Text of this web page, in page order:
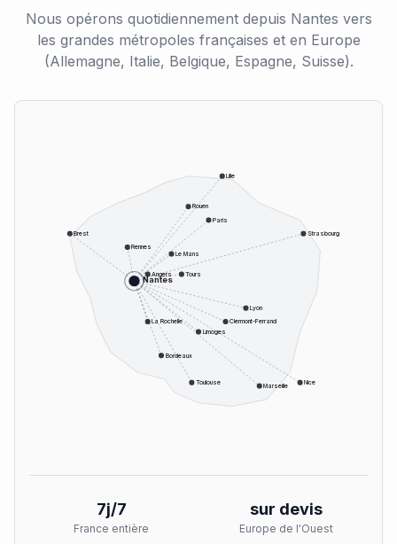
Nous opérons quotidiennement depuis Nantes vers
les grandes métropoles françaises et en Europe
(Allemagne, Italie, Belgique, Espagne, Suisse).
Nantes
Paris
Lyon
Marseille
Toulouse
Bordeaux
Nice
Strasbourg
Lille
Rennes
Angers
Le Mans
Tours
Limoges
Clermont-Ferrand
Rouen
Brest
La Rochelle
7j/7
France entière
sur devis
Europe de l'Ouest